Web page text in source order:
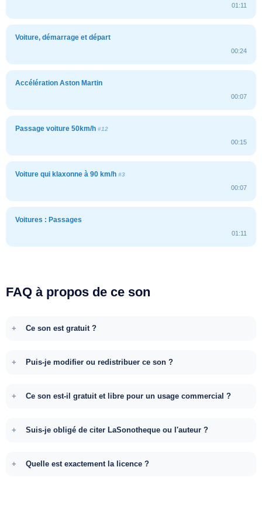
01:11
Voiture, démarrage et départ
00:24
Accélération Aston Martin
00:07
Passage voiture 50km/h #12
00:15
Voiture qui klaxonne à 90 km/h #3
00:07
Voitures : Passages
01:11
FAQ à propos de ce son
Ce son est gratuit ?
Puis-je modifier ou redistribuer ce son ?
Ce son est-il gratuit et libre pour un usage commercial ?
Suis-je obligé de citer LaSonotheque ou l'auteur ?
Quelle est exactement la licence ?